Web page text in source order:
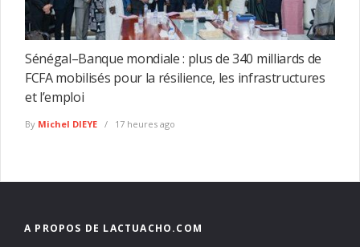
Sénégal–Banque mondiale : plus de 340 milliards de
FCFA mobilisés pour la résilience, les infrastructures
et l’emploi
By Michel DIEYE 17 heures ago
A PROPOS DE LACTUACHO.COM